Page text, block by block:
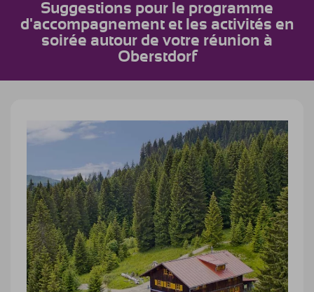
Suggestions pour le programme
d'accompagnement et les activités en
soirée autour de votre réunion à
Oberstdorf